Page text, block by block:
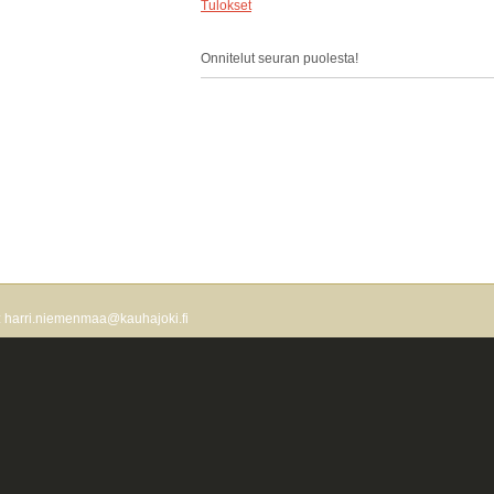
Tulokset
Onnitelut seuran puolesta!
harri.niemenmaa@kauhajoki.fi